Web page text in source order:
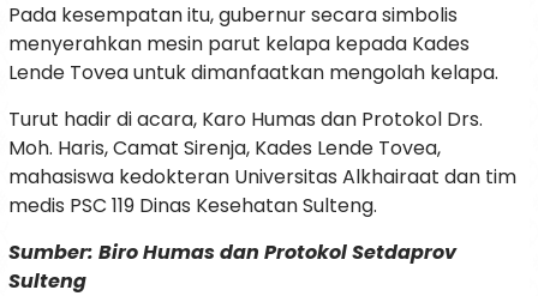
Pada kesempatan itu, gubernur secara simbolis
menyerahkan mesin parut kelapa kepada Kades
Lende Tovea untuk dimanfaatkan mengolah kelapa.
Turut hadir di acara, Karo Humas dan Protokol Drs.
Moh. Haris, Camat Sirenja, Kades Lende Tovea,
mahasiswa kedokteran Universitas Alkhairaat dan tim
medis PSC 119 Dinas Kesehatan Sulteng.
Sumber: Biro Humas dan Protokol Setdaprov
Sulteng